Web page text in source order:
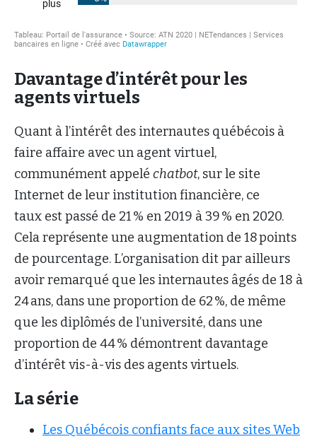
Davantage d’intérêt pour les
agents virtuels
Quant à l’intérêt des internautes québécois à
faire affaire avec un agent virtuel,
communément appelé chatbot, sur le site
Internet de leur institution financière, ce
taux est passé de 21 % en 2019 à 39 % en 2020.
Cela représente une augmentation de 18 points
de pourcentage. L’organisation dit par ailleurs
avoir remarqué que les internautes âgés de 18 à
24 ans, dans une proportion de 62 %, de même
que les diplômés de l’université, dans une
proportion de 44 % démontrent davantage
d’intérêt vis-à-vis des agents virtuels.
La série
Les Québécois confiants face aux sites Web